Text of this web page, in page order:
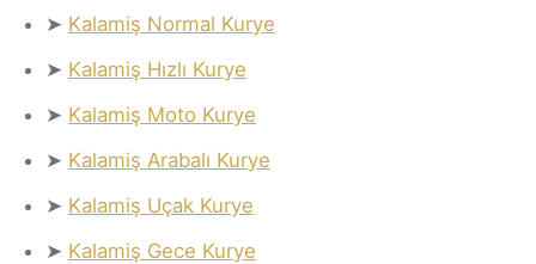
➤ Kalamiş Normal Kurye
➤ Kalamiş Hızlı Kurye
➤ Kalamiş Moto Kurye
➤ Kalamiş Arabalı Kurye
➤ Kalamiş Uçak Kurye
➤ Kalamiş Gece Kurye